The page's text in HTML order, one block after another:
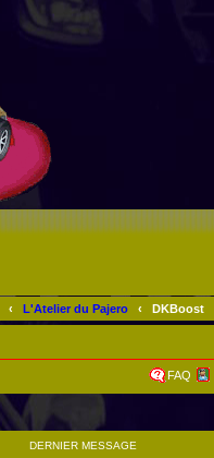
‹ L'Atelier du Pajero ‹ DKBoost
FAQ
DERNIER MESSAGE